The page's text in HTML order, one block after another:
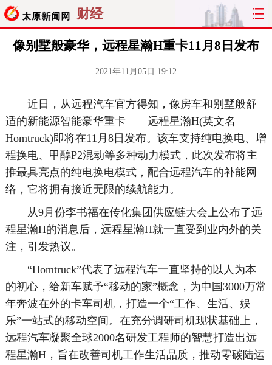
财经
像别墅般豪华，远程星瀚H重卡11月8日发布
2021年11月05日 19:12
近日，从远程汽车官方得知，像房车和别墅般舒
适的新能源智能豪华重卡——远程星瀚H(英文名
Homtruck)即将在11月8日发布。该车支持纯电换电、增
程换电、甲醇P2混动等多种动力模式，此次发布将主
推最具亮点的纯电换电模式，配合远程汽车的补能网
络，它将拥有接近无限的续航能力。
从9月份李书福在传化集团供应链大会上公布了远
程星瀚H的消息后，远程星瀚H就一直受到业内外的关
注，引发热议。
“Homtruck”代表了远程汽车一直坚持的以人为本
的初心，给新车赋予“移动的家”概念，为中国3000万常
年奔波在外的卡车司机，打造一个“工作、生活、娱
乐”一站式的移动空间。在充分调研司机现状基础上，
远程汽车凝聚全球2000名研发工程师的智慧打造出远
程星瀚H，旨在改善司机工作生活品质，推动零碳陆运